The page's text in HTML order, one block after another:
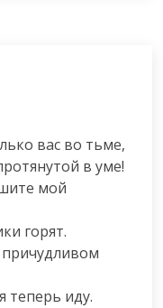
вас во тьме,
в уме!
мой
горят.
теперь иду.